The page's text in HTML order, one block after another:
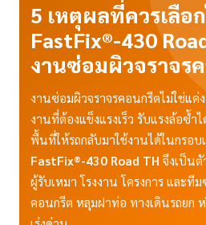
5 เหตุผลที่ควรเลือ
FastFix®-430
งานซ่อมผิวจราจร
งานซ่อมผิวจราจรคอนกรีตไม่ใช่แค่
งานที่ต้องแข็งแรงเร็ว รับแรงล้อซ้ำ
พื้นที่ให้รถกลับมาใช้งานได้ในกรอบ
FastFix®-430 Road TH จึงเป็น
ผู้รับเหมา โรงงาน โครงการ และ
คอนกรีต หลุมฝาท่อ ทางเดินรถยก